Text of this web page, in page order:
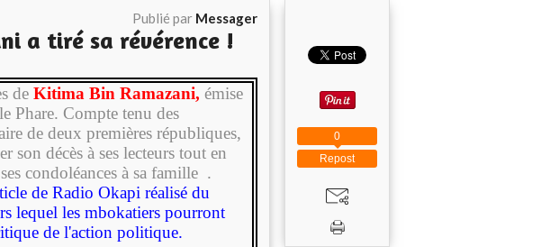
Publié par Messager
a tiré sa révérence !
deKitima Bin Ramazani, émise
Phare. Compte tenu des
de deux premières républiques,
décès à ses lecteurs tout en
condoléances à sa famille .
de Radio Okapi réalisé du
lequel les mbokatiers pourront
de l'action politique.
Repost
0